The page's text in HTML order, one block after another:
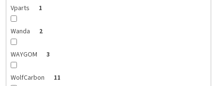
Vparts 1
Wanda 2
WAYGOM 3
WolfCarbon 11